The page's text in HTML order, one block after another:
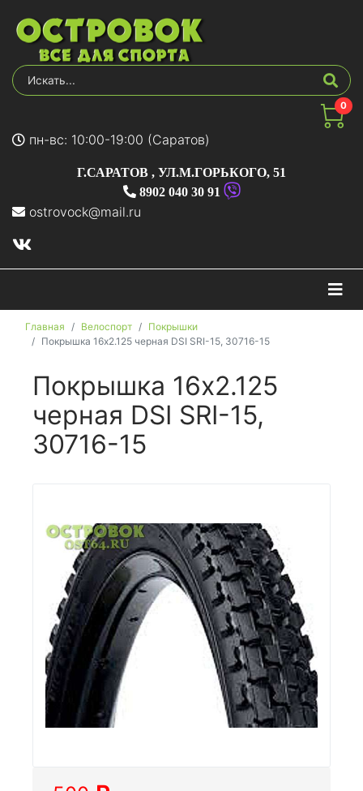
0
пн-вс: 10:00-19:00 (Саратов)
Г.САРАТОВ , УЛ.М.ГОРЬКОГО, 51
8902 040 30 91
ostrovock@mail.ru
Главная Велоспорт
Покрышки
Покрышка 16x2.125 черная DSI SRI-15, 30716-15
Покрышка 16x2.125
черная DSI SRI-15,
30716-15